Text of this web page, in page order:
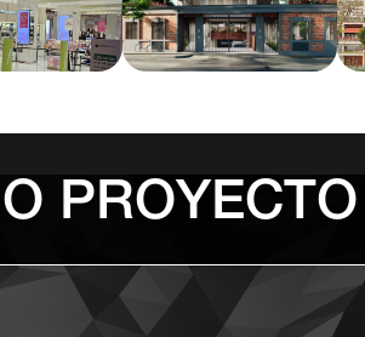
PROYECTO